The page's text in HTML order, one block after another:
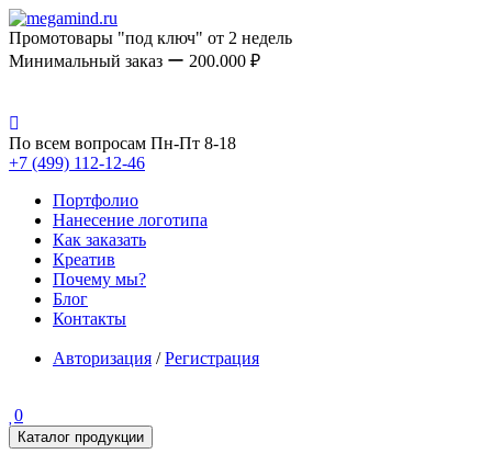
Промотовары "под ключ" от 2 недель
Минимальный заказ ー 200.000 ₽
По всем вопросам Пн-Пт 8-18
+7 (499) 112-12-46
Портфолио
Нанесение логотипа
Как заказать
Креатив
Почему мы?
Блог
Контакты
Авторизация /Регистрация
0
Каталог продукции